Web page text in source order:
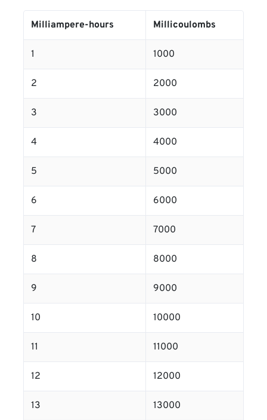
Milliampere-hours Millicoulombs
1 1000
2 2000
3 3000
4 4000
5 5000
6 6000
7 7000
8 8000
9 9000
10 10000
11 11000
12 12000
13 13000